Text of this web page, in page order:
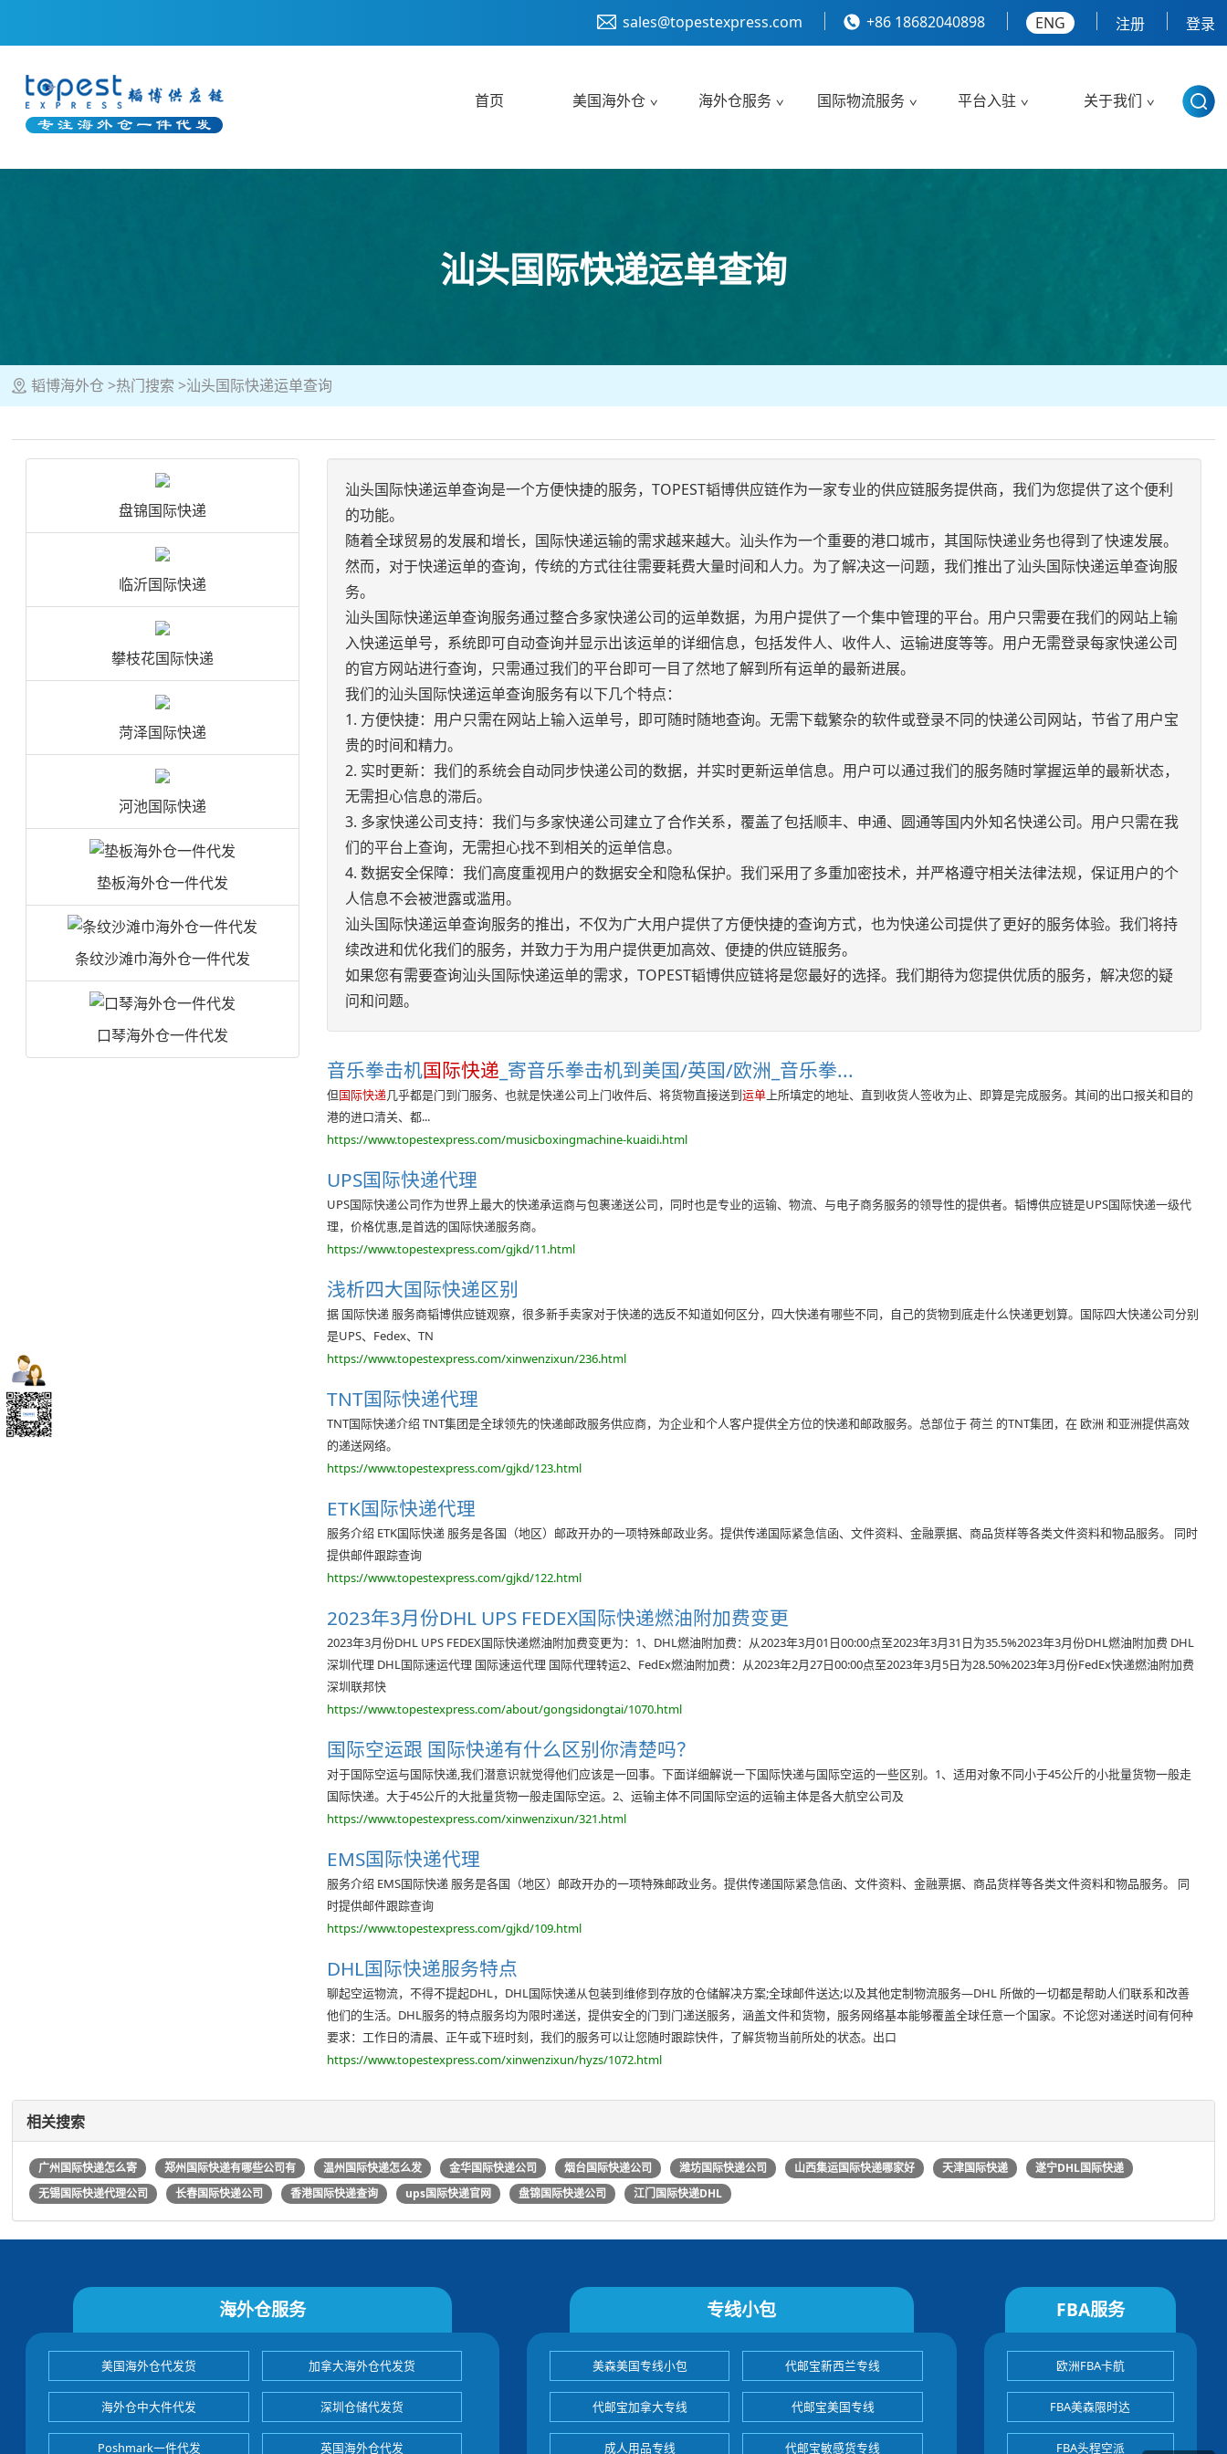
sales@topestexpress.com +86 18682040898 ENG 注册 登录
首页 美国海外仓 海外仓服务 国际物流服务 平台入驻 关于我们
汕头国际快递运单查询
韬博海外仓 热门搜索 汕头国际快递运单查询
盘锦国际快递
临沂国际快递
攀枝花国际快递
菏泽国际快递
河池国际快递
垫板海外仓一件代发
条纹沙滩巾海外仓一件代发
口琴海外仓一件代发
汕头国际快递运单查询是一个方便快捷的服务，TOPEST韬博供应链作为一家专业的供应链服务提供商，我们为您提供了这个便利
的功能。
随着全球贸易的发展和增长，国际快递运输的需求越来越大。汕头作为一个重要的港口城市，其国际快递业务也得到了快速发展。
然而，对于快递运单的查询，传统的方式往往需要耗费大量时间和人力。为了解决这一问题，我们推出了汕头国际快递运单查询服
务。
汕头国际快递运单查询服务通过整合多家快递公司的运单数据，为用户提供了一个集中管理的平台。用户只需要在我们的网站上输
入快递运单号，系统即可自动查询并显示出该运单的详细信息，包括发件人、收件人、运输进度等等。用户无需登录每家快递公司
的官方网站进行查询，只需通过我们的平台即可一目了然地了解到所有运单的最新进展。
我们的汕头国际快递运单查询服务有以下几个特点：
1. 方便快捷：用户只需在网站上输入运单号，即可随时随地查询。无需下载繁杂的软件或登录不同的快递公司网站，节省了用户宝
贵的时间和精力。
2. 实时更新：我们的系统会自动同步快递公司的数据，并实时更新运单信息。用户可以通过我们的服务随时掌握运单的最新状态，
无需担心信息的滞后。
3. 多家快递公司支持：我们与多家快递公司建立了合作关系，覆盖了包括顺丰、申通、圆通等国内外知名快递公司。用户只需在我
们的平台上查询，无需担心找不到相关的运单信息。
4. 数据安全保障：我们高度重视用户的数据安全和隐私保护。我们采用了多重加密技术，并严格遵守相关法律法规，保证用户的个
人信息不会被泄露或滥用。
汕头国际快递运单查询服务的推出，不仅为广大用户提供了方便快捷的查询方式，也为快递公司提供了更好的服务体验。我们将持
续改进和优化我们的服务，并致力于为用户提供更加高效、便捷的供应链服务。
如果您有需要查询汕头国际快递运单的需求，TOPEST韬博供应链将是您最好的选择。我们期待为您提供优质的服务，解决您的疑
问和问题。
音乐拳击机国际快递 _寄音乐拳击机到美国/英国/欧洲_音乐拳...
但国际快递几乎都是门到门服务、也就是快递公司上门收件后、将货物直接送到运单上所填定的地址、直到收货人签收为止、即算是完成服务。其间的出口报关和目的
港的进口清关、都...
https://www.topestexpress.com/musicboxingmachine-kuaidi.html
UPS国际快递代理
UPS国际快递公司作为世界上最大的快递承运商与包裹递送公司，同时也是专业的运输、物流、与电子商务服务的领导性的提供者。韬博供应链是UPS国际快递一级代
理，价格优惠,是首选的国际快递服务商。
https://www.topestexpress.com/gjkd/11.html
浅析四大国际快递区别
据 国际快递 服务商韬博供应链观察，很多新手卖家对于快递的选反不知道如何区分，四大快递有哪些不同，自己的货物到底走什么快递更划算。国际四大快递公司分别
是UPS、Fedex、TN
https://www.topestexpress.com/xinwenzixun/236.html
TNT国际快递代理
TNT国际快递介绍 TNT集团是全球领先的快递邮政服务供应商，为企业和个人客户提供全方位的快递和邮政服务。总部位于 荷兰 的TNT集团，在 欧洲 和亚洲提供高效
的递送网络。
https://www.topestexpress.com/gjkd/123.html
ETK国际快递代理
服务介绍 ETK国际快递 服务是各国（地区）邮政开办的一项特殊邮政业务。提供传递国际紧急信函、文件资料、金融票据、商品货样等各类文件资料和物品服务。 同时
提供邮件跟踪查询
https://www.topestexpress.com/gjkd/122.html
2023年3月份DHL UPS FEDEX国际快递燃油附加费变更
2023年3月份DHL UPS FEDEX国际快递燃油附加费变更为：1、DHL燃油附加费：从2023年3月01日00:00点至2023年3月31日为35.5%2023年3月份DHL燃油附加费 DHL
深圳代理 DHL国际速运代理 国际速运代理 国际代理转运2、FedEx燃油附加费：从2023年2月27日00:00点至2023年3月5日为28.50%2023年3月份FedEx快递燃油附加费
深圳联邦快
https://www.topestexpress.com/about/gongsidongtai/1070.html
国际空运跟 国际快递有什么区别你清楚吗？
对于国际空运与国际快递,我们潜意识就觉得他们应该是一回事。下面详细解说一下国际快递与国际空运的一些区别。1、适用对象不同小于45公斤的小批量货物一般走
国际快递。大于45公斤的大批量货物一般走国际空运。2、运输主体不同国际空运的运输主体是各大航空公司及
https://www.topestexpress.com/xinwenzixun/321.html
EMS国际快递代理
服务介绍 EMS国际快递 服务是各国（地区）邮政开办的一项特殊邮政业务。提供传递国际紧急信函、文件资料、金融票据、商品货样等各类文件资料和物品服务。 同
时提供邮件跟踪查询
https://www.topestexpress.com/gjkd/109.html
DHL国际快递服务特点
聊起空运物流，不得不提起DHL，DHL国际快递从包装到维修到存放的仓储解决方案;全球邮件送达;以及其他定制物流服务—DHL 所做的一切都是帮助人们联系和改善
他们的生活。DHL服务的特点服务均为限时递送，提供安全的门到门递送服务，涵盖文件和货物，服务网络基本能够覆盖全球任意一个国家。不论您对递送时间有何种
要求：工作日的清晨、正午或下班时刻，我们的服务可以让您随时跟踪快件，了解货物当前所处的状态。出口
https://www.topestexpress.com/xinwenzixun/hyzs/1072.html
相关搜索
广州国际快递怎么寄 郑州国际快递有哪些公司有 温州国际快递怎么发 金华国际快递公司 烟台国际快递公司 潍坊国际快递公司 山西集运国际快递哪家好 天津国际快递
遂宁DHL国际快递
无锡国际快递代理公司
长春国际快递公司 香港国际快递查询 ups国际快递官网 盘锦国际快递公司 江门国际快递DHL
海外仓服务
美国海外仓代发货 加拿大海外仓代发货
海外仓中大件代发 深圳仓储代发货
Poshmark一件代发 英国海外仓代发
专线小包
美森美国专线小包 代邮宝新西兰专线
代邮宝加拿大专线 代邮宝美国专线
成人用品专线 代邮宝敏感货专线
FBA服务
欧洲FBA卡航
FBA美森限时达
FBA头程空派